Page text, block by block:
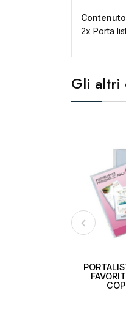
2x Porta
Gli altri